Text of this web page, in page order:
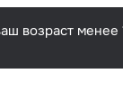
возраст